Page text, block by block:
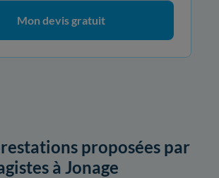
Mon devis gratuit
proposées par
à Jonage